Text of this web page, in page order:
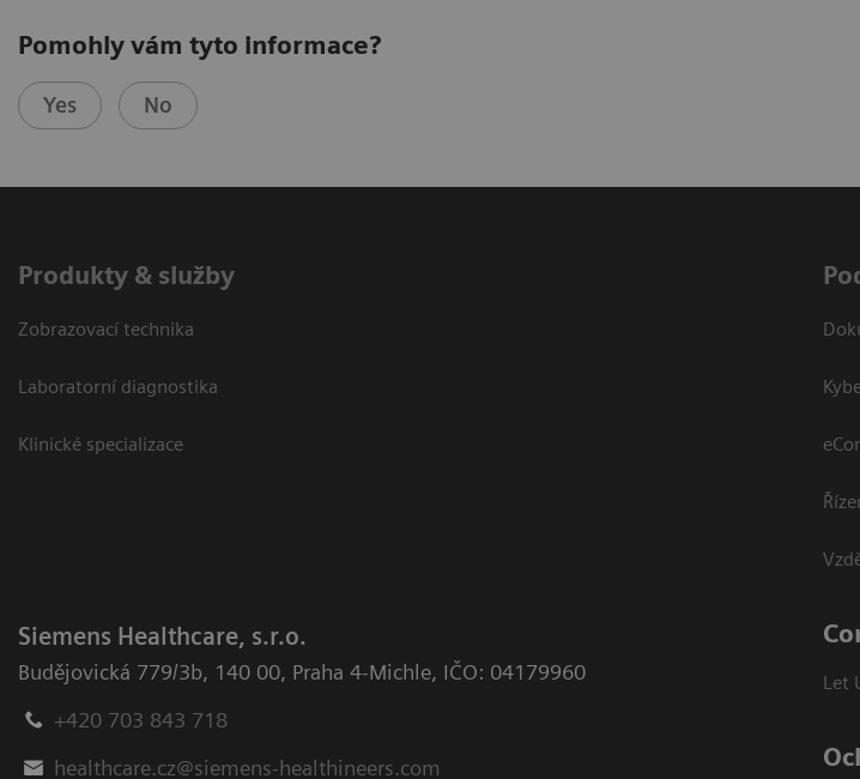
Pomohly vám tyto informace?
Yes No
Produkty & služby
Zobrazovací technika
Laboratorní diagnostika
Klinické specializace
Siemens Healthcare, s.r.o.
Budějovická 779/3b, 140 00, Praha 4-Michle, IČO: 04179960
+420 703 843 718
healthcare.cz@siemens-healthineers.com
Let